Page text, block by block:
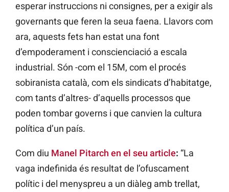
esperar instruccions ni consignes, per a exigir als
governants que feren la seua faena. Llavors com
ara, aquests fets han estat una font
d’empoderament i conscienciació a escala
industrial. Són -com el 15M, com el procés
sobiranista català, com els sindicats d’habitatge,
com tants d’altres- d’aquells processos que
poden tombar governs i que canvien la cultura
política d’un país.
Com diu Manel Pitarch en el seu article: “La
vaga indefinida és resultat de l’ofuscament
polític i del menyspreu a un diàleg amb trellat,